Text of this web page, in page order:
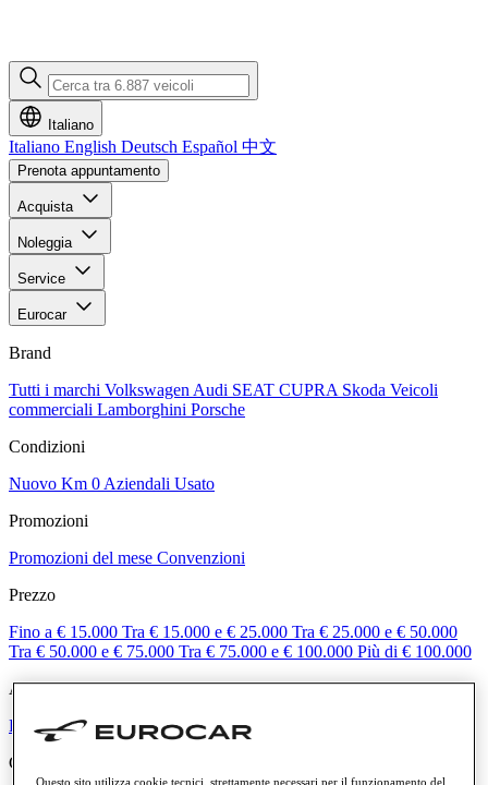
Italiano
Italiano English Deutsch Español 中文
Prenota appuntamento
Acquista
Noleggia
Service
Eurocar
Brand
Tutti i marchi Volkswagen Audi SEAT CUPRA Skoda Veicoli
commerciali Lamborghini Porsche
Condizioni
Nuovo Km 0 Aziendali Usato
Promozioni
Promozioni del mese Convenzioni
Prezzo
Fino a € 15.000 Tra € 15.000 e € 25.000 Tra € 25.000 e € 50.000
Tra € 50.000 e € 75.000 Tra € 75.000 e € 100.000 Più di € 100.000
Alimentazione
BenzinaDieselElettricaIbrida
Categorie
Questo sito utilizza cookie tecnici, strettamente necessari per il funzionamento del